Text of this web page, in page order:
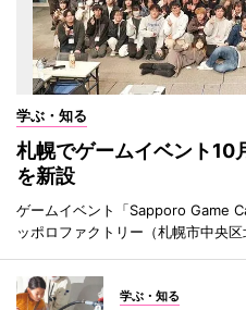
学ぶ・知る
札幌でゲームイベント
を新設
ゲームイベント「Sapporo Game
ッポロファクトリー（札幌市中央区
学ぶ・知る